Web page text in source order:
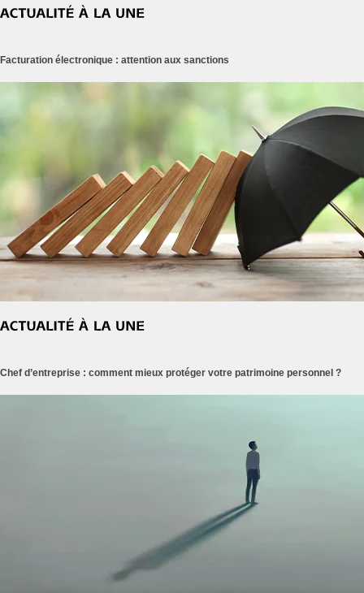
Facturation électronique : attention aux sanctions
Chef d’entreprise : comment mieux protéger votre patrimoine personnel ?